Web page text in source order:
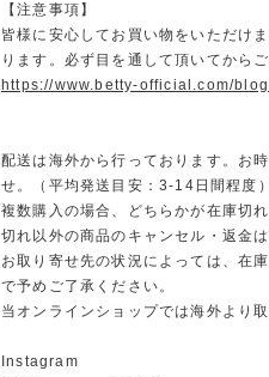
【注意事項】
皆様に安心してお買い物をいただけ
ります。必ず目を通して頂いてから
https://www.betty-official.com/
配送は海外から行っております。お
せ。（平均発送目安：3-14日間程度）
複数購入の場合、どちらかが在庫切
切れ以外の商品のキャンセル・返金
お取り寄せ先の状況によっては、在
で予めご了承ください。
当オンラインショップでは海外より
Instagram